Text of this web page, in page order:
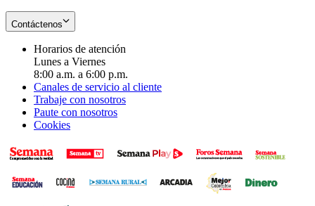
Contáctenos
Horarios de atención
Lunes a Viernes
8:00 a.m. a 6:00 p.m.
Canales de servicio al cliente
Trabaje con nosotros
Paute con nosotros
Cookies